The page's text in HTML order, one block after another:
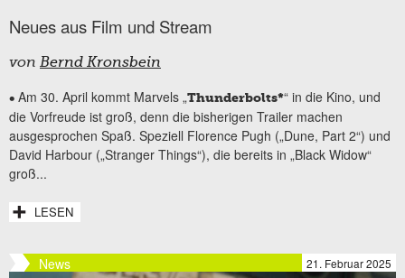
Neues aus Film und Stream
von Bernd Kronsbein
• Am 30. April kommt Marvels „Thunderbolts*“ in die Kino, und
die Vorfreude ist groß, denn die bisherigen Trailer machen
ausgesprochen Spaß. Speziell Florence Pugh („Dune, Part 2“) und
David Harbour („Stranger Things“), die bereits in „Black Widow“
groß...
LESEN
News 21. Februar 2025